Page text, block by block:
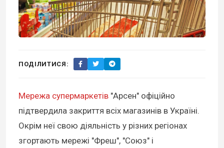
ПОДІЛИТИСЯ:
Мережа супермаркетів "Арсен" офіційно
підтвердила закриття всіх магазинів в Україні.
Окрім неї свою діяльність у різних регіонах
згортають мережі "Фреш", "Союз" і